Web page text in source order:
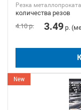
Резка
количества резов
4.10р. 3.49 р.
New